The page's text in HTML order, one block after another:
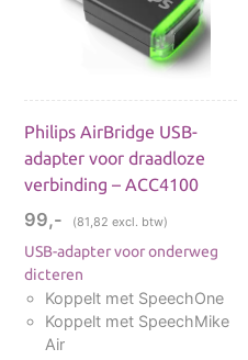
Dicteer uw teksten
microfoon van
geïntegreerd filter voor
realiseer uitzonderlijke
revolutionaire
overdracht van alle
zonder verlies wordt
biedt de SpeechMike
mobiliteit en de beste
Perfect voor het
Philips AirBridge USB-
adapter voor draadloze
verbinding – ACC4100
99,- (81,82 excl. btw)
USB-adapter voor onderweg
dicteren
Koppelt met SpeechOne
Koppelt met SpeechMike
Air